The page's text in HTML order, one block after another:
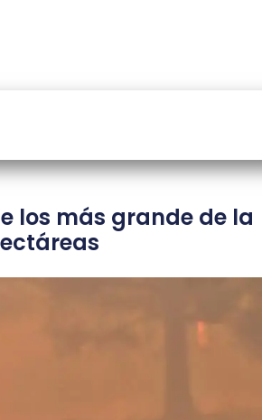
los más grande de la